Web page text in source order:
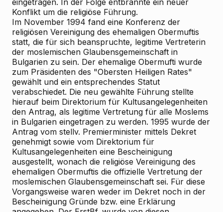
eingetragen. In der Folge entbrannte ein neuer
Konflikt um die religiöse Führung.
Im November 1994 fand eine Konferenz der
religiösen Vereinigung des ehemaligen Obermuftis
statt, die für sich beanspruchte, legitime Vertreterin
der moslemischen Glaubensgemeinschaft in
Bulgarien zu sein. Der ehemalige Obermufti wurde
zum Präsidenten des "Obersten Heiligen Rates"
gewählt und ein entsprechendes Statut
verabschiedet. Die neu gewählte Führung stellte
hierauf beim Direktorium für Kultusangelegenheiten
den Antrag, als legitime Vertretung für alle Moslems
in Bulgarien eingetragen zu werden. 1995 wurde der
Antrag vom stellv. Premierminister mittels Dekret
genehmigt sowie vom Direktorium für
Kultusangelegenheiten eine Bescheinigung
ausgestellt, wonach die religiöse Vereinigung des
ehemaligen Obermuftis die offizielle Vertretung der
moslemischen Glaubensgemeinschaft sei. Für diese
Vorgangsweise waren weder im Dekret noch in der
Bescheinigung Gründe bzw. eine Erklärung